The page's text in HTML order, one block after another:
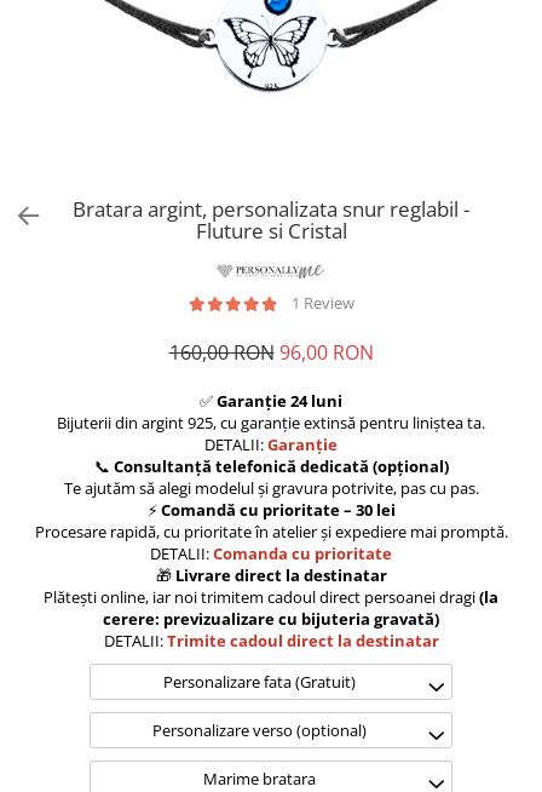
Bratara argint, personalizata snur reglabil -
Fluture si Cristal
1 Review
160,00 RON 96,00 RON
✅Garanție 24 luni
Bijuterii din argint 925, cu garanție extinsă pentru liniștea ta.
DETALII:Garanție
📞 Consultanță telefonică dedicată (opțional)
Te ajutăm să alegi modelul și gravura potrivite, pas cu pas.
⚡Comandă cu prioritate – 30 lei
Procesare rapidă, cu prioritate în atelier și expediere mai promptă.
DETALII:Comanda cu prioritate
🎁 Livrare direct la destinatar
Plătești online, iar noi trimitem cadoul direct persoanei dragi(la
cerere: previzualizare cu bijuteria gravată)
DETALII:Trimite cadoul direct la destinatar
Personalizare fata (Gratuit)
Personalizare verso (optional)
Marime bratara